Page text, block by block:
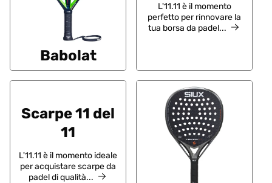
Babolat
L'11.11 è il momento
perfetto per rinnovare la
tua borsa da padel...
Scarpe 11 del
11
L'11.11 è il momento ideale
per acquistare scarpe da
padel di qualità...